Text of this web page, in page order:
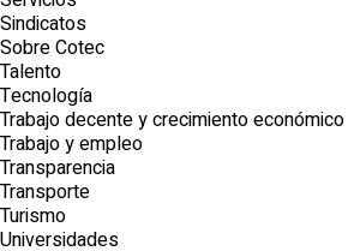
Sindicatos
Sobre Cotec
Talento
Tecnología
Trabajo decente y crecimiento económico
Trabajo y empleo
Transparencia
Transporte
Turismo
Universidades